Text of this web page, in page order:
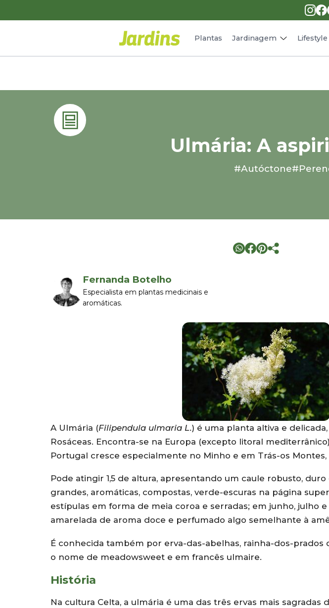
Plantas Jardinagem Lifestyle
Ulmária: A
#Autóctone
Fernanda Botelho
Especialista em plantas medicinais e
aromáticas.
A Ulmária (Filipendula ulmaria L.) é uma planta altiva e
Rosáceas. Encontra-se na Europa (excepto litoral
Portugal cresce especialmente no Minho e em Trás-os
Pode atingir 1,5 de altura, apresentando um caule robusto, duro
grandes, aromáticas, compostas, verde-escuras na página
estípulas em forma de meia coroa e serradas; em junho, julho
amarelada de aroma doce e perfumado algo semelhante à
É conhecida também por erva-das-abelhas, rainha-dos-prados
o nome de meadowsweet e em francês ulmaire.
História
Na cultura Celta, a ulmária é uma das três ervas mais sagradas